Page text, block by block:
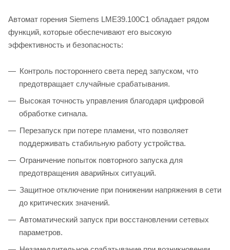
Автомат горения Siemens LME39.100C1 обладает рядом
функций, которые обеспечивают его высокую
эффективность и безопасность:
Контроль постороннего света перед запуском, что
предотвращает случайные срабатывания.
Высокая точность управления благодаря цифровой
обработке сигнала.
Перезапуск при потере пламени, что позволяет
поддерживать стабильную работу устройства.
Ограничение попыток повторного запуска для
предотвращения аварийных ситуаций.
Защитное отключение при понижении напряжения в сети
до критических значений.
Автоматический запуск при восстановлении сетевых
параметров.